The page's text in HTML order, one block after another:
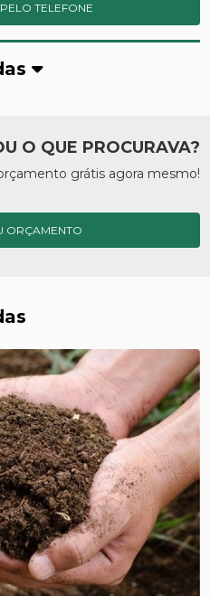
TELEFONE
O QUE PROCURAVA?
grátis agora mesmo!
ORÇAMENTO